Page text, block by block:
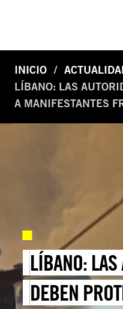
INICIO
LÍBANO: LAS
A MANIFESTANTES
LÍBANO:
DEBEN